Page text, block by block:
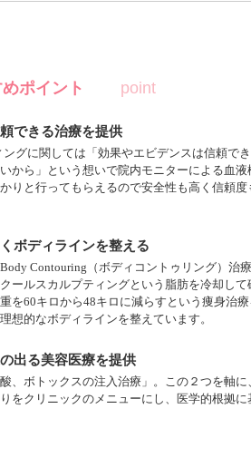
ポイント
できる治療を提供
グに関しては「効果やエビデンスは信頼で
から」という想いで院内モニターによる血液
りと行ってもらえるので安全性も高く信頼度
ボディラインを整える
Contouring（ボディコントゥリング）治
ールスカルプティングという脂肪を冷却して
を60キロから48キロに減らすという痩身治
想的なボディラインを整えています。
出る美容医療を提供
、ボトックスの注入治療」。この２つを軸に
をクリニックのメニューにし、医学的根拠に